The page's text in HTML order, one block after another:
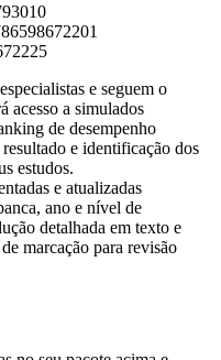
e seguem o
acesso a simulados
de desempenho
e identificação dos
estudos.
e atualizadas
ano e nível de
detalhada em texto e
marcação para revisão